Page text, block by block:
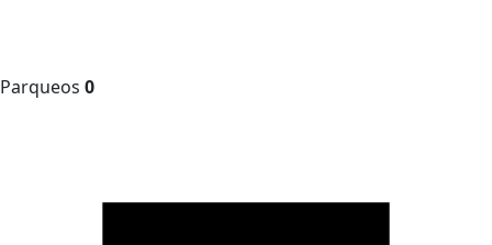
Parqueos 0